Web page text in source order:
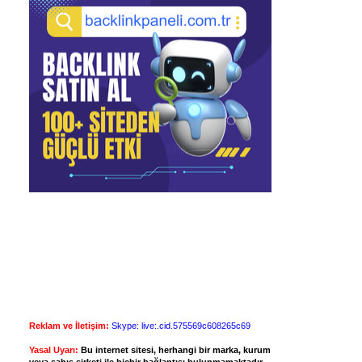
Reklam ve İletişim: Skype: live:.cid.575569c608265c69
Yasal Uyarı: Bu internet sitesi, herhangi bir marka, kurum